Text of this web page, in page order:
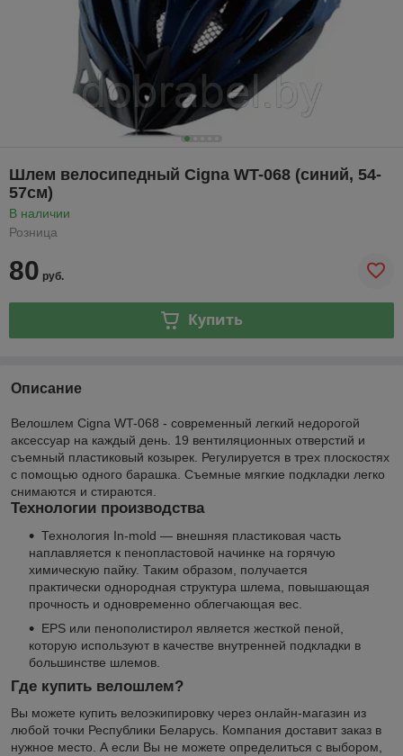
Шлем велосипедный Cigna WT-068 (синий, 54-
57см)
В наличии
Розница
80 руб.
Купить
Описание
Велошлем Cigna WT-068 - современный легкий недорогой
аксессуар на каждый день. 19 вентиляционных отверстий и
съемный пластиковый козырек. Регулируется в трех плоскостях
с помощью одного барашка. Съемные мягкие подкладки легко
снимаются и стираются.
Технологии производства
Технология In-mold — внешняя пластиковая часть
наплавляется к пенопластовой начинке на горячую
химическую пайку. Таким образом, получается
практически однородная структура шлема, повышающая
прочность и одновременно облегчающая вес.
EPS или пенополистирол является жесткой пеной,
которую используют в качестве внутренней подкладки в
большинстве шлемов.
Где купить велошлем?
Вы можете купить велоэкипировку через онлайн-магазин из
любой точки Республики Беларусь. Компания доставит заказ в
нужное место. А если Вы не можете определиться с выбором,